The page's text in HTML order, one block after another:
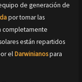
de generación de
por tomar las
completamente
están repartidos
elDarwinianospara